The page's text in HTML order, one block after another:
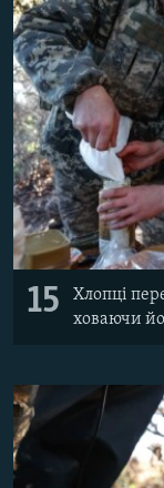
15
Хлопці
ховаючи